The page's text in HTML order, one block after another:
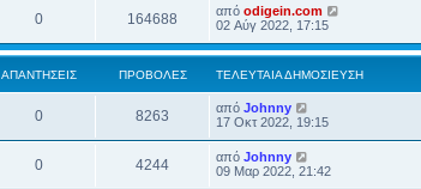
0 164688 από odigein.com
02 Αύγ 2022, 17:15
ΑΠΑΝΤΉΣΕΙΣ ΠΡΟΒΟΛΈΣ ΤΕΛΕΥΤΑΊΑ ΔΗΜΟΣΊΕΥΣΗ
0 8263 από Johnny
17 Οκτ 2022, 19:15
0 4244 από Johnny
09 Μαρ 2022, 21:42